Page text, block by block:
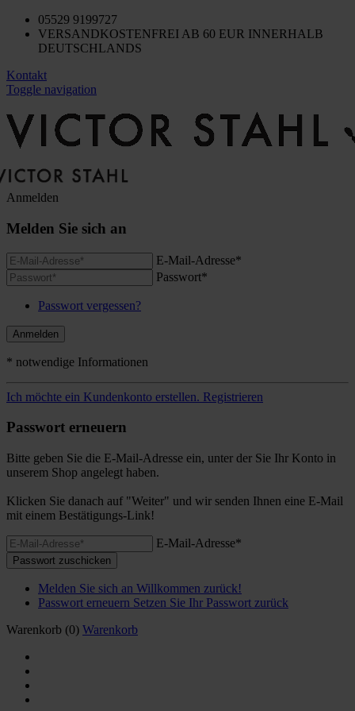
05529 9199727
VERSANDKOSTENFREI AB 60 EUR INNERHALB
DEUTSCHLANDS
Kontakt
Toggle navigation
Anmelden
Melden Sie sich an
E-Mail-Adresse*
Passwort*
Passwort vergessen?
Anmelden
* notwendige Informationen
Ich möchte ein Kundenkonto erstellen. Registrieren
Passwort erneuern
Bitte geben Sie die E-Mail-Adresse ein, unter der Sie Ihr Konto in
unserem Shop angelegt haben.
Klicken Sie danach auf "Weiter" und wir senden Ihnen eine E-Mail
mit einem Bestätigungs-Link!
E-Mail-Adresse*
Passwort zuschicken
Melden Sie sich an Willkommen zurück!
Passwort erneuern Setzen Sie Ihr Passwort zurück
Warenkorb (0) Warenkorb